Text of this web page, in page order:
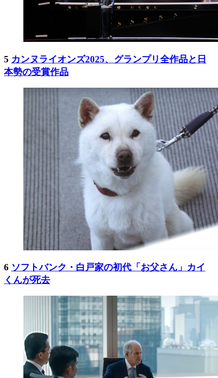
5 カンヌライオンズ2025、グランプリ全作品と日
本勢の受賞作品
6 ソフトバンク・白戸家の初代「お父さん」カイ
くんが死去